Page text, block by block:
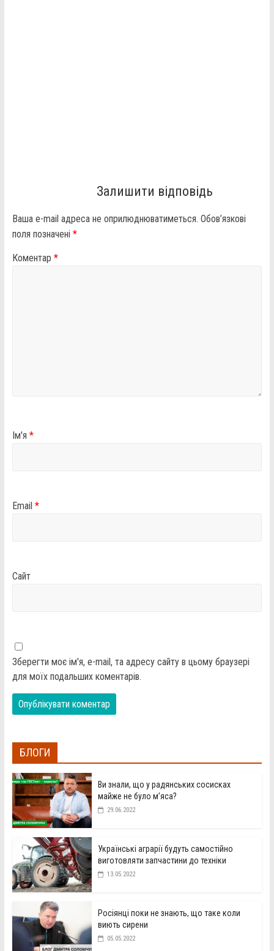
Залишити відповідь
Ваша e-mail адреса не оприлюднюватиметься. Обов’язкові
поля позначені *
Коментар *
Ім'я *
Email *
Сайт
Зберегти моє ім'я, e-mail, та адресу сайту в цьому браузері
для моїх подальших коментарів.
БЛОГИ
Ви знали, що у радянських сосисках
майже не було м’яса?
29.06.2022
Українські аграрії будуть самостійно
виготовляти запчастини до техніки
13.05.2022
Росіянці поки не знають, що таке коли
виють сирени
05.05.2022